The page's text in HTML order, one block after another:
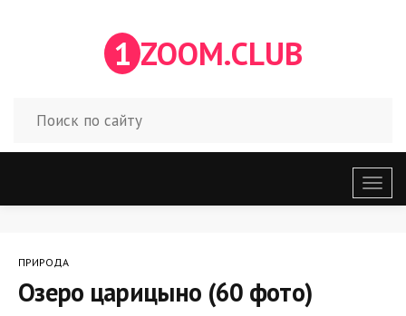
1 ZOOM.CLUB
меню
ПРИРОДА
Озеро царицыно (60 фото)